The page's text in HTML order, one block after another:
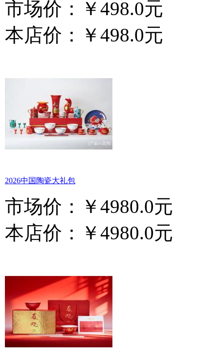
市场价：
￥498.0元
本店价：
￥498.0元
2026中国陶瓷大礼包
市场价：
￥4980.0元
本店价：
￥4980.0元